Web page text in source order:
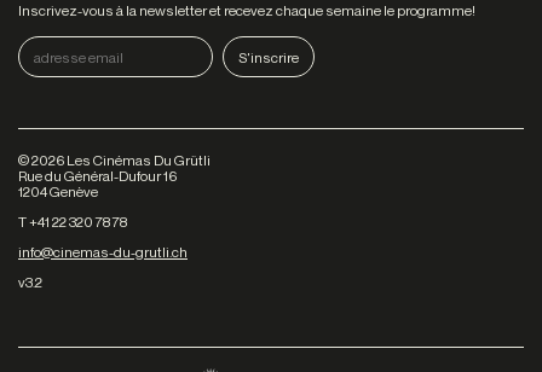
Inscrivez-vous à la newsletter et recevez chaque semaine le programme!
©2026 Les Cinémas Du Grütli
Rue du Général-Dufour 16
1204 Genève
T +41 22 320 78 78
info@cinemas-du-grutli.ch
v3.2